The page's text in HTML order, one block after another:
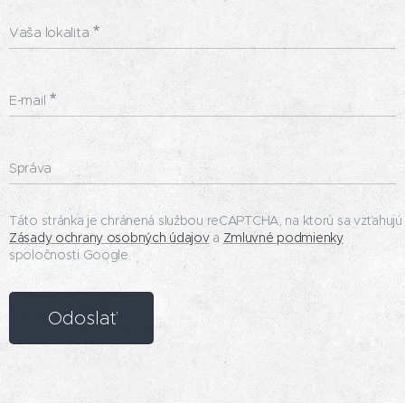
Vaša lokalita
E-mail
Správa
Táto stránka je chránená službou reCAPTCHA, na ktorú sa vzťahujú
Zásady ochrany osobných údajova Zmluvné podmienky
spoločnosti Google.
Odoslať